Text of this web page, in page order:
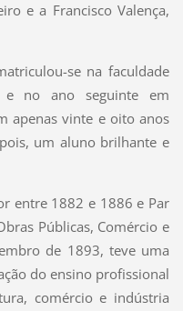
e a Francisco Valença,
se na faculdade
e no ano seguinte em
apenas vinte e oito anos
um aluno brilhante e
entre 1882 e 1886 e Par
Públicas, Comércio e
de 1893, teve uma
do ensino profissional
comércio e indústria